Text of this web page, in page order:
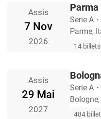
Assis
7 Nov
2026
Parma
Serie A ・
Parme,
14
Assis
29 Mai
2027
Serie A ・
484